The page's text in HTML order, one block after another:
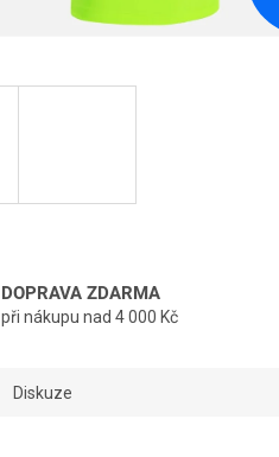
DOPRAVA ZDARMA
při nákupu nad 4 000 Kč
Diskuze